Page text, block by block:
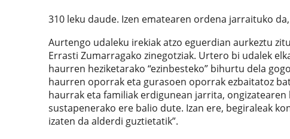
310 leku daude. Izen ematearen ordena jarraituko
Aurtengo udaleku irekiak atzo eguerdian aurkeztu
Errasti Zumarragako zinegotziak. Urtero bi udalek
haurren heziketarako “ezinbesteko” bihurtu dela
haurren oporrak eta gurasoen oporrak ezbaitatoz
haurrak eta familiak erdigunean jarrita,
sustapenerako ere balio dute. Izan ere, begiraleak
izaten da alderdi guztietatik”.